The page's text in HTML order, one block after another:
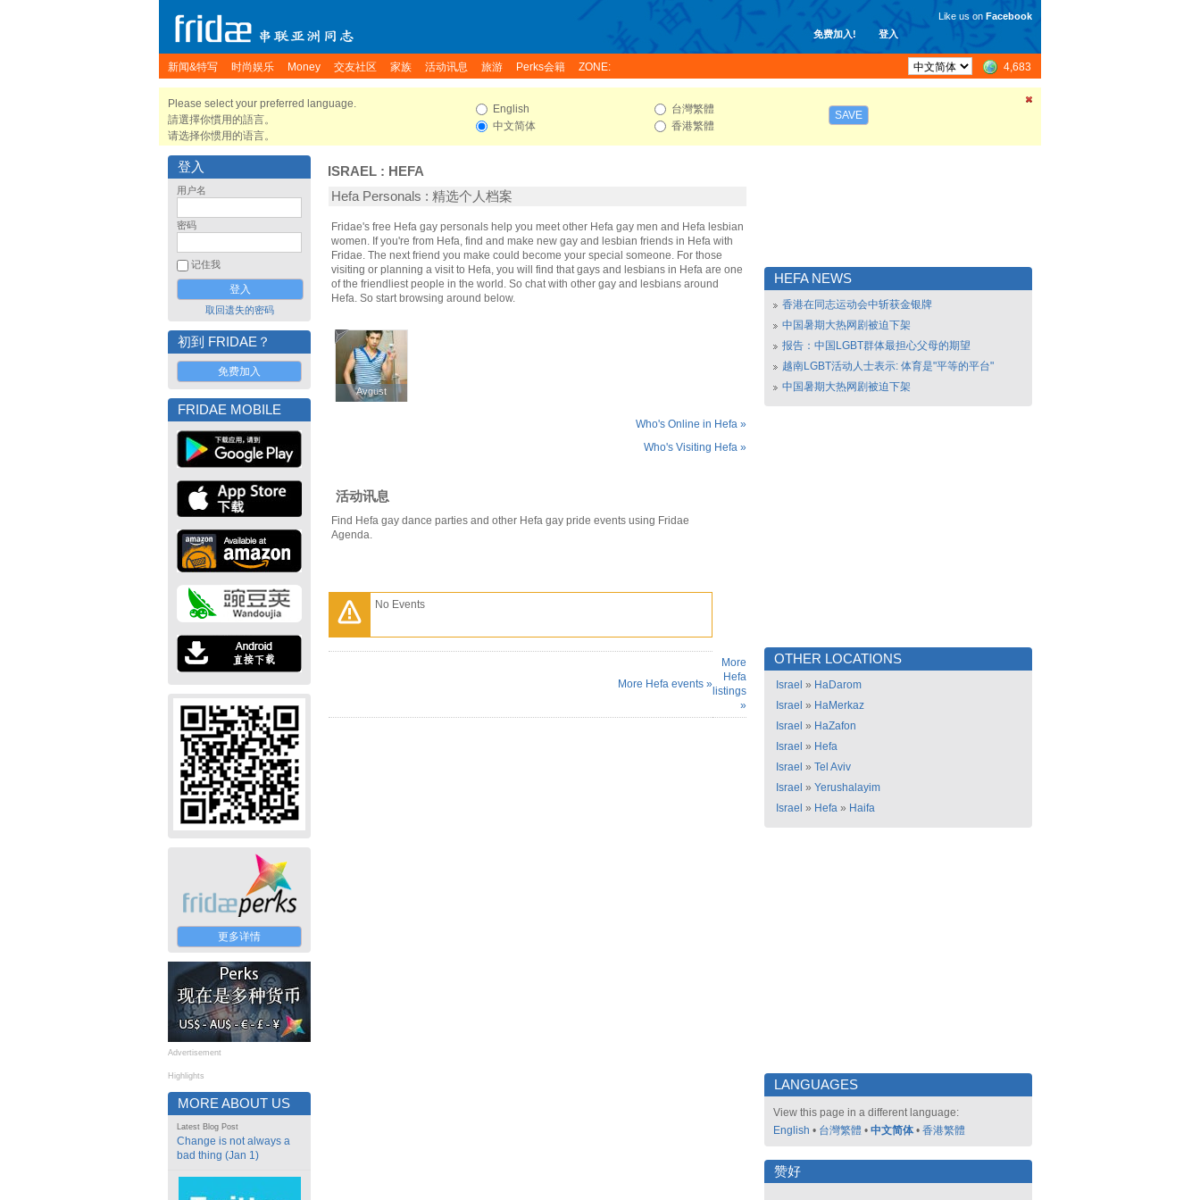
免费加入! 登入
Like us on Facebook
新闻&特写 时尚娱乐 Money 交友社区 家族 活动讯息 旅游 Perks会籍 ZONE: 4,683
Please select your preferred language.
請選擇你慣用的語言。
请选择你惯用的语言。
English
中文简体
台灣繁體
香港繁體
SAVE
登入
用户名
密码
记住我
取回遗失的密码
初到 FRIDAE？
免费加入
FRIDAE MOBILE
更多详情
Advertisement
Highlights
MORE ABOUT US
Latest Blog Post
Change is not always a
bad thing (Jan 1)
ISRAEL : HEFA
Hefa Personals : 精选个人档案
Fridae's free Hefa gay personals help you meet other Hefa gay men and Hefa lesbian
women. If you're from Hefa, find and make new gay and lesbian friends in Hefa with
Fridae. The next friend you make could become your special someone. For those
visiting or planning a visit to Hefa, you will find that gays and lesbians in Hefa are one
of the friendliest people in the world. So chat with other gay and lesbians around
Hefa. So start browsing around below.
Avgust
Avgust
Who's Online in Hefa »
Who's Visiting Hefa »
活动讯息
Find Hefa gay dance parties and other Hefa gay pride events using Fridae
Agenda.
No Events
More Hefa events »
More
Hefa
listings
»
HEFA NEWS
香港在同志运动会中斩获金银牌
中国暑期大热网剧被迫下架
报告：中国LGBT群体最担心父母的期望
越南LGBT活动人士表示: 体育是"平等的平台"
中国暑期大热网剧被迫下架
OTHER LOCATIONS
Israel » HaDarom
Israel » HaMerkaz
Israel » HaZafon
Israel » Hefa
Israel » Tel Aviv
Israel » Yerushalayim
Israel » Hefa » Haifa
LANGUAGES
View this page in a different language:
English • 台灣繁體 • 中文简体 • 香港繁體
赞好